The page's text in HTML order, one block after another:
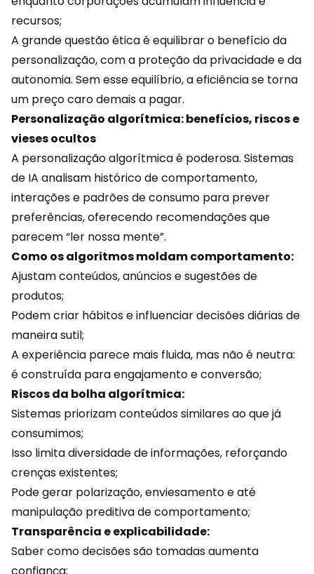
recursos;
A grande questão ética é equilibrar o benefício da
personalização, com a proteção da privacidade e da
autonomia. Sem esse equilíbrio, a eficiência se torna
um preço caro demais a pagar.
Personalização algorítmica: benefícios, riscos e
vieses ocultos
A personalização algorítmica é poderosa. Sistemas
de IA analisam histórico decomportamento,
interações e padrões de consumo para prever
preferências, oferecendo recomendações que
parecem “ler nossa mente”.
Como os algoritmos moldam comportamento:
Ajustam conteúdos, anúncios e sugestões de
produtos;
Podem criar hábitos e influenciar decisões diárias de
maneira sutil;
A experiência parece mais fluida, mas não é neutra:
é construída para engajamento e conversão;
Riscos da bolha algorítmica:
Sistemas priorizam conteúdos similares ao que já
consumimos;
Isso limita diversidade de informações, reforçando
crenças existentes;
Pode gerar polarização, enviesamento e até
manipulação preditiva de comportamento;
Transparência e explicabilidade:
Saber como decisões são tomadasaumenta